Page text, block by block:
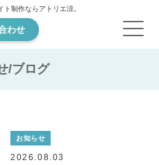
制作ならアトリエ涼。
わせ
/ブログ
お知らせ
2026.08.03